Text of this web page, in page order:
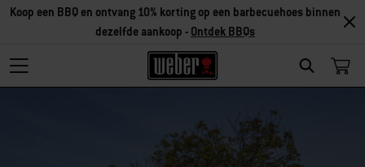
Search
Koop een BBQ en ontvang 10% korting op een barbecuehoes binnen
dezelfde aankoop - Ontdek BBQs